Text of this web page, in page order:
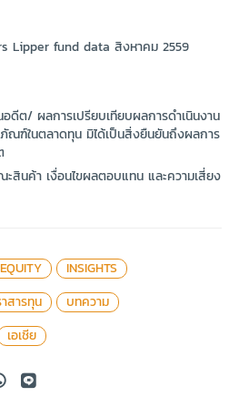
Lipper fund data สิงหาคม 2559
อดีต/ ผลการเปรียบเทียบผลการดำเนินงาน
ณฑ์ในตลาดทุน มิได้เป็นสิ่งยืนยันถึงผลการ
ะสินค้า เงื่อนไขผลตอบแทน และความเสี่ยง
EQUITY
INSIGHTS
สารทุน
บทความ
เอเชีย